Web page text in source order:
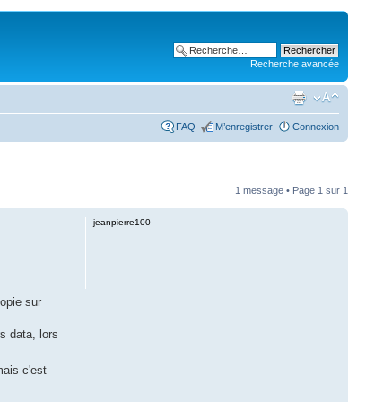
Recherche avancée
FAQ M’enregistrer Connexion
1 message • Page 1 sur 1
sur
data, lors
c'est
jeanpierre100